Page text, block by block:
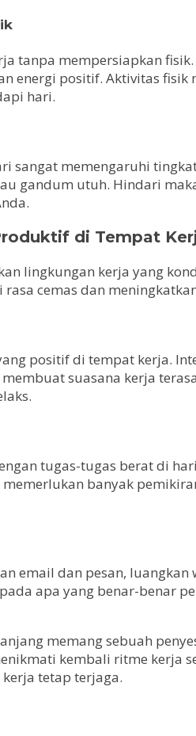
tanpa mempersiapkan
energi positif. Aktivitas
hari.
sangat memengaruhi
gandum utuh. Hindari
di Tempat
lingkungan kerja yang
cemas dan
positif di tempat kerja.
suasana kerja
tugas-tugas berat di
banyak
email dan pesan,
apa yang benar-benar
memang sebuah
kembali ritme kerja
tetap terjaga.